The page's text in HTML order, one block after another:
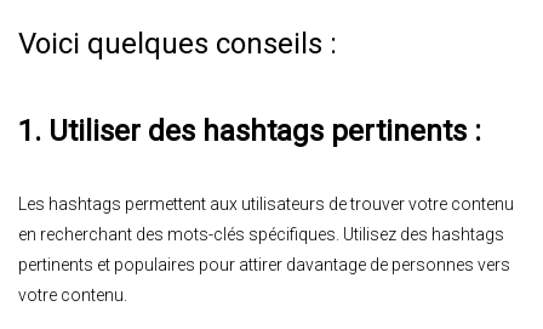
Voici quelques conseils :
1. Utiliser des hashtags pertinents :
Les hashtags permettent aux utilisateurs de trouver votre contenu
en recherchant des mots-clés spécifiques. Utilisez des hashtags
pertinents et populaires pour attirer davantage de personnes vers
votre contenu.